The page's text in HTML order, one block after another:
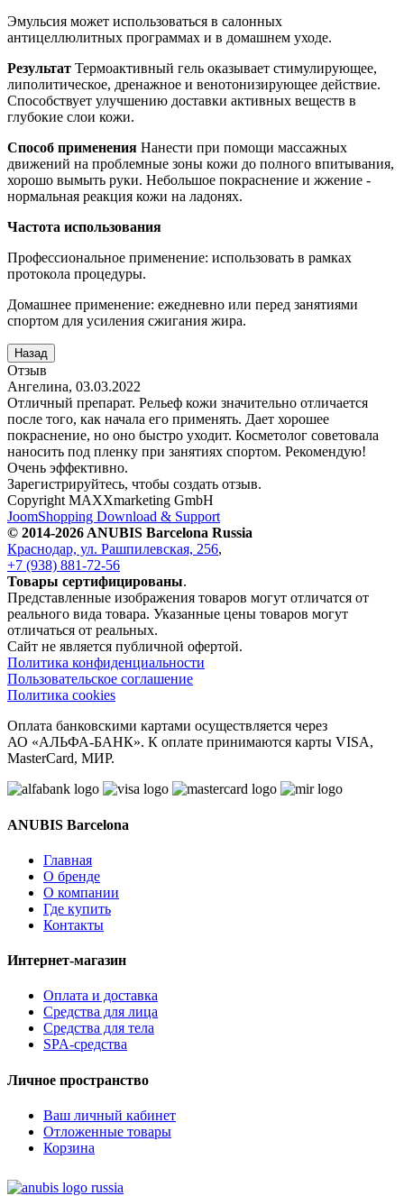
Эмульсия может использоваться в салонных
антицеллюлитных программах и в домашнем уходе.
Результат Термоактивный гель оказывает стимулирующее,
липолитическое, дренажное и венотонизирующее действие.
Способствует улучшению доставки активных веществ в
глубокие слои кожи.
Способ применения Нанести при помощи массажных
движений на проблемные зоны кожи до полного впитывания,
хорошо вымыть руки. Небольшое покраснение и жжение -
нормальная реакция кожи на ладонях.
Частота использования
Профессиональное применение: использовать в рамках
протокола процедуры.
Домашнее применение: ежедневно или перед занятиями
спортом для усиления сжигания жира.
Отзыв
Ангелина, 03.03.2022
Отличный препарат. Рельеф кожи значительно отличается
после того, как начала его применять. Дает хорошее
покраснение, но оно быстро уходит. Косметолог советовала
наносить под пленку при занятиях спортом. Рекомендую!
Очень эффективно.
Зарегистрируйтесь, чтобы создать отзыв.
Copyright MAXXmarketing GmbH
JoomShopping Download & Support
© 2014-2026 ANUBIS Barcelona Russia
Краснодар, ул. Рашпилевская, 256,
+7 (938) 881-72-56
Товары сертифицированы.
Представленные изображения товаров могут отличатся от
реального вида товара. Указанные цены товаров могут
отличаться от реальных.
Сайт не является публичной офертой.
Политика конфиденциальности
Пользовательское соглашение
Политика cookies
Оплата банковскими картами осуществляется через
АО «АЛЬФА-БАНК». К оплате принимаются карты VISA,
MasterCard, МИР.
ANUBIS Barcelona
Главная
О бренде
О компании
Где купить
Контакты
Интернет-магазин
Оплата и доставка
Средства для лица
Средства для тела
SPA-средства
Личное пространство
Ваш личный кабинет
Отложенные товары
Корзина